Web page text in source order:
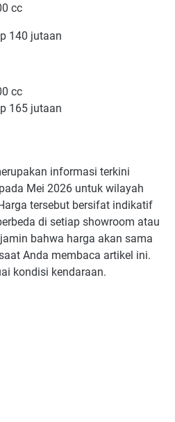
cc
140 jutaan
cc
165 jutaan
informasi terkini
Mei 2026 untuk wilayah
tersebut bersifat indikatif
di setiap showroom atau
bahwa harga akan sama
Anda membaca artikel ini.
kondisi kendaraan.